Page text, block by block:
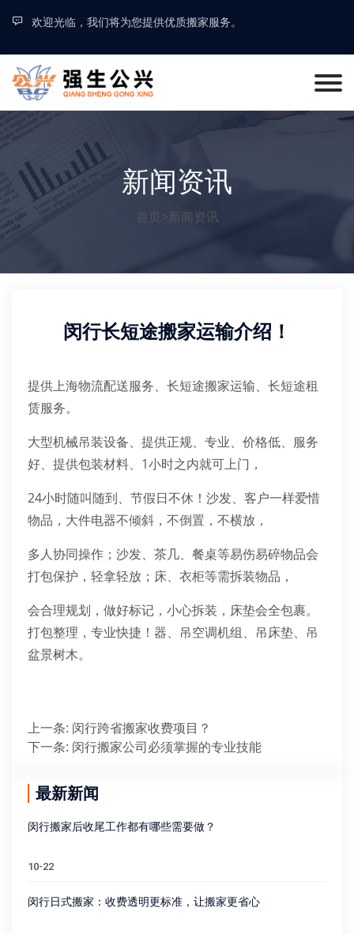
欢迎光临，我们将为您提供优质搬家服务。
新闻资讯
首页>新闻资讯
闵行长短途搬家运输介绍！
提供上海物流配送服务、长短途搬家运输、长短途租
赁服务。
大型机械吊装设备、提供正规、专业、价格低、服务
好、提供包装材料、1小时之内就可上门，
24小时随叫随到、节假日不休！沙发、客户一样爱惜
物品，大件电器不倾斜，不倒置，不横放，
多人协同操作；沙发、茶几、餐桌等易伤易碎物品会
打包保护，轻拿轻放；床、衣柜等需拆装物品，
会合理规划，做好标记，小心拆装，床垫会全包裹。
打包整理，专业快捷！器、吊空调机组、吊床垫、吊
盆景树木。
上一条: 闵行跨省搬家收费项目？
下一条: 闵行搬家公司必须掌握的专业技能
最新新闻
闵行搬家后收尾工作都有哪些需要做？
10-22
闵行日式搬家：收费透明更标准，让搬家更省心